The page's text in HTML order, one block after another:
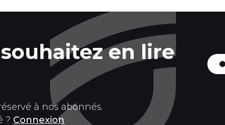
en lire
à nos abonnés.
? Connexion